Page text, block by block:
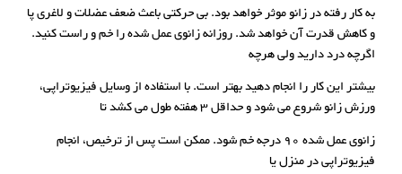
به کار رفته در زانو موثر خواهد بود. بی حرکتی باعث ضعف عضلات و لاغری پا
و کاهش قدرت آن خواهد شد. روزانه زانوی عمل شده را خم و راست کنید.
اگرچه درد دارید ولی هرچه
بیشتر این کار را انجام دهید بهتر است. با استفاده از وسایل فیزیوتراپی،
ورزش زانو شروع می شود و حداقل 3 هفته طول می کشد تا
زانوی عمل شده 90 درجه خم شود. ممکن است پس از ترخیص، انجام
فیزیوتراپی در منزل یا